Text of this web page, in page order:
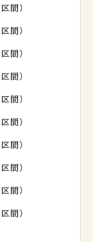
間）
間）
間）
間）
間）
間）
間）
間）
間）
間）